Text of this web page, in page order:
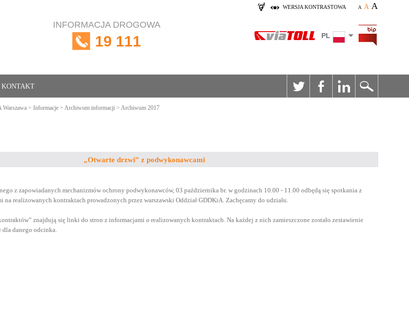
WERSJA KONTRASTOWA A A A
INFORMACJA DROGOWA
19 111 PL
KONTAKT
> Informacje > Archiwum informacji > Archiwum 2017
„Otwarte drzwi” z podwykonawcami
z zapowiadanych mechanizmów ochrony podwykonawców, 03 października br. w godzinach 10.00 - 11.00 odbędą się spotkania z
realizowanych kontraktach prowadzonych przez warszawski Oddział GDDKiA. Zachęcamy do udziału.
znajdują się linki do stron z informacjami o realizowanych kontraktach. Na każdej z nich zamieszczone zostało zestawienie
danego odcinka.